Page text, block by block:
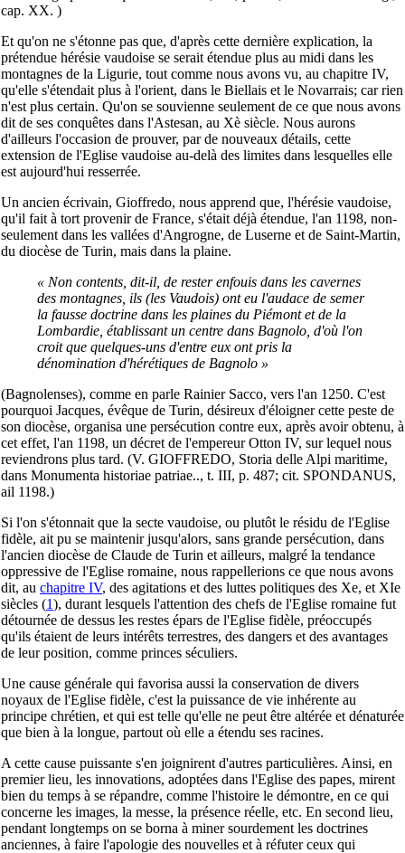
cap. XX. )
Et qu'on ne s'étonne pas que, d'après cette dernière explication, la
prétendue hérésie vaudoise se serait étendue plus au midi dans les
montagnes de la Ligurie, tout comme nous avons vu, au chapitre IV,
qu'elle s'étendait plus à l'orient, dans le Biellais et le Novarrais; car rien
n'est plus certain. Qu'on se souvienne seulement de ce que nous avons
dit de ses conquêtes dans l'Astesan, au Xè siècle. Nous aurons
d'ailleurs l'occasion de prouver, par de nouveaux détails, cette
extension de l'Eglise vaudoise au-delà des limites dans lesquelles elle
est aujourd'hui resserrée.
Un ancien écrivain, Gioffredo, nous apprend que, l'hérésie vaudoise,
qu'il fait à tort provenir de France, s'était déjà étendue, l'an 1198, non-
seulement dans les vallées d'Angrogne, de Luserne et de Saint-Martin,
du diocèse de Turin, mais dans la plaine.
« Non contents, dit-il, de rester enfouis dans les cavernes
des montagnes, ils (les Vaudois) ont eu l'audace de semer
la fausse doctrine dans les plaines du Piémont et de la
Lombardie, établissant un centre dans Bagnolo, d'où l'on
croit que quelques-uns d'entre eux ont pris la
dénomination d'hérétiques de Bagnolo »
(Bagnolenses), comme en parle Rainier Sacco, vers l'an 1250. C'est
pourquoi Jacques, évêque de Turin, désireux d'éloigner cette peste de
son diocèse, organisa une persécution contre eux, après avoir obtenu, à
cet effet, l'an 1198, un décret de l'empereur Otton IV, sur lequel nous
reviendrons plus tard. (V. GIOFFREDO, Storia delle Alpi maritime,
dans Monumenta historiae patriae.., t. III, p. 487; cit. SPONDANUS,
ail 1198.)
Si l'on s'étonnait que la secte vaudoise, ou plutôt le résidu de l'Eglise
fidèle, ait pu se maintenir jusqu'alors, sans grande persécution, dans
l'ancien diocèse de Claude de Turin et ailleurs, malgré la tendance
oppressive de l'Eglise romaine, nous rappellerions ce que nous avons
dit, au chapitre IV, des agitations et des luttes politiques des Xe, et XIe
siècles (1), durant lesquels l'attention des chefs de l'Eglise romaine fut
détournée de dessus les restes épars de l'Eglise fidèle, préoccupés
qu'ils étaient de leurs intérêts terrestres, des dangers et des avantages
de leur position, comme princes séculiers.
Une cause générale qui favorisa aussi la conservation de divers
noyaux de l'Eglise fidèle, c'est la puissance de vie inhérente au
principe chrétien, et qui est telle qu'elle ne peut être altérée et dénaturée
que bien à la longue, partout où elle a étendu ses racines.
A cette cause puissante s'en joignirent d'autres particulières. Ainsi, en
premier lieu, les innovations, adoptées dans l'Eglise des papes, mirent
bien du temps à se répandre, comme l'histoire le démontre, en ce qui
concerne les images, la messe, la présence réelle, etc. En second lieu,
pendant longtemps on se borna à miner sourdement les doctrines
anciennes, à faire l'apologie des nouvelles et à réfuter ceux qui